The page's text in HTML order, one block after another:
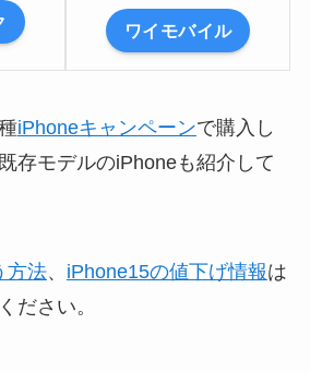
ワイモバイル
iPhoneキャンペーンで購入し
存モデルのiPhoneも紹介して
方法、 iPhone15の値下げ情報は
ださい。